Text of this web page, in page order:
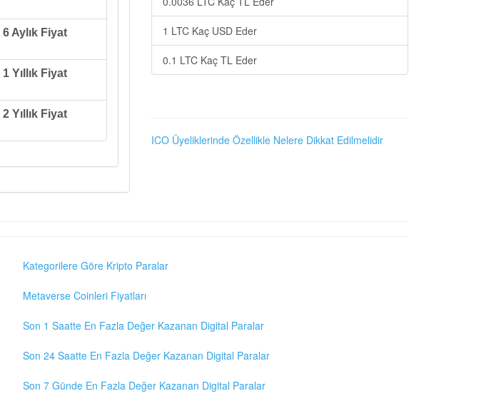
Aylık Fiyat
Yıllık Fiyat
Yıllık Fiyat
1 LTC Kaç USD Eder
0.1 LTC Kaç TL Eder
ICO Üyeliklerinde Özellikle Nelere Dikkat Edilmelidir
Kategorilere Göre Kripto Paralar
Metaverse Coinleri Fiyatları
Son 1 Saatte En Fazla Değer Kazanan Digital Paralar
Son 24 Saatte En Fazla Değer Kazanan Digital Paralar
Son 7 Günde En Fazla Değer Kazanan Digital Paralar